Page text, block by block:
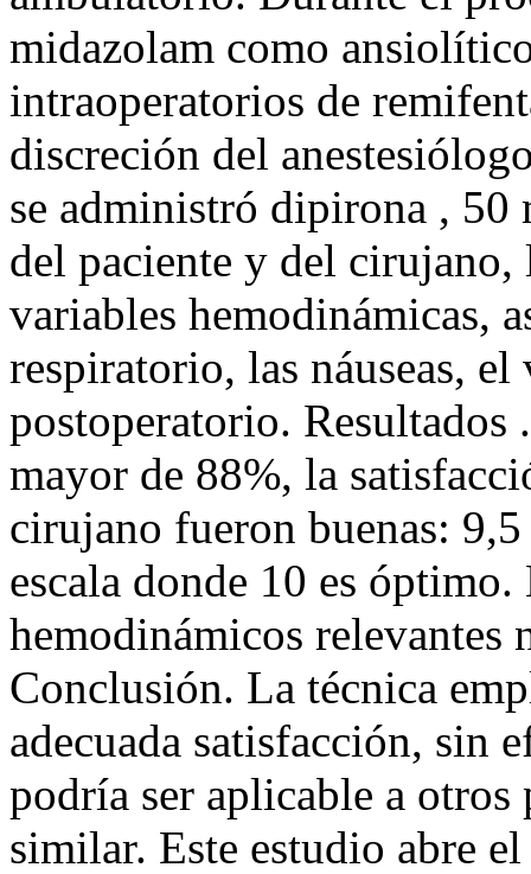
midazolam como
intraoperatorios de
discreción del
se administró dipirona , 50
del paciente y del cirujano,
variables hemodinámicas,
respiratorio, las náuseas,
postoperatorio.
mayor de 88%, la
cirujano fueron buenas:
escala donde 10 es
hemodinámicos relevantes
Conclusión. La técnica
adecuada satisfacción, sin
podría ser aplicable a otros
similar. Este estudio abre